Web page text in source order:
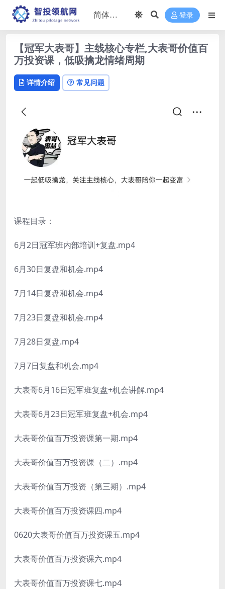
登录
【冠军大表哥】主线核心专栏,大表哥价值百
万投资课，低吸擒龙情绪周期
详情介绍 常见问题
课程目录：
6月2日冠军班内部培训+复盘.mp4
6月30日复盘和机会.mp4
7月14日复盘和机会.mp4
7月23日复盘和机会.mp4
7月28日复盘.mp4
7月7日复盘和机会.mp4
大表哥6月16日冠军班复盘+机会讲解.mp4
大表哥6月23日冠军班复盘+机会.mp4
大表哥价值百万投资课第一期.mp4
大表哥价值百万投资课（二）.mp4
大表哥价值百万投资（第三期）.mp4
大表哥价值百万投资课四.mp4
0620大表哥价值百万投资课五.mp4
大表哥价值百万投资课六.mp4
大表哥价值百万投资课七.mp4